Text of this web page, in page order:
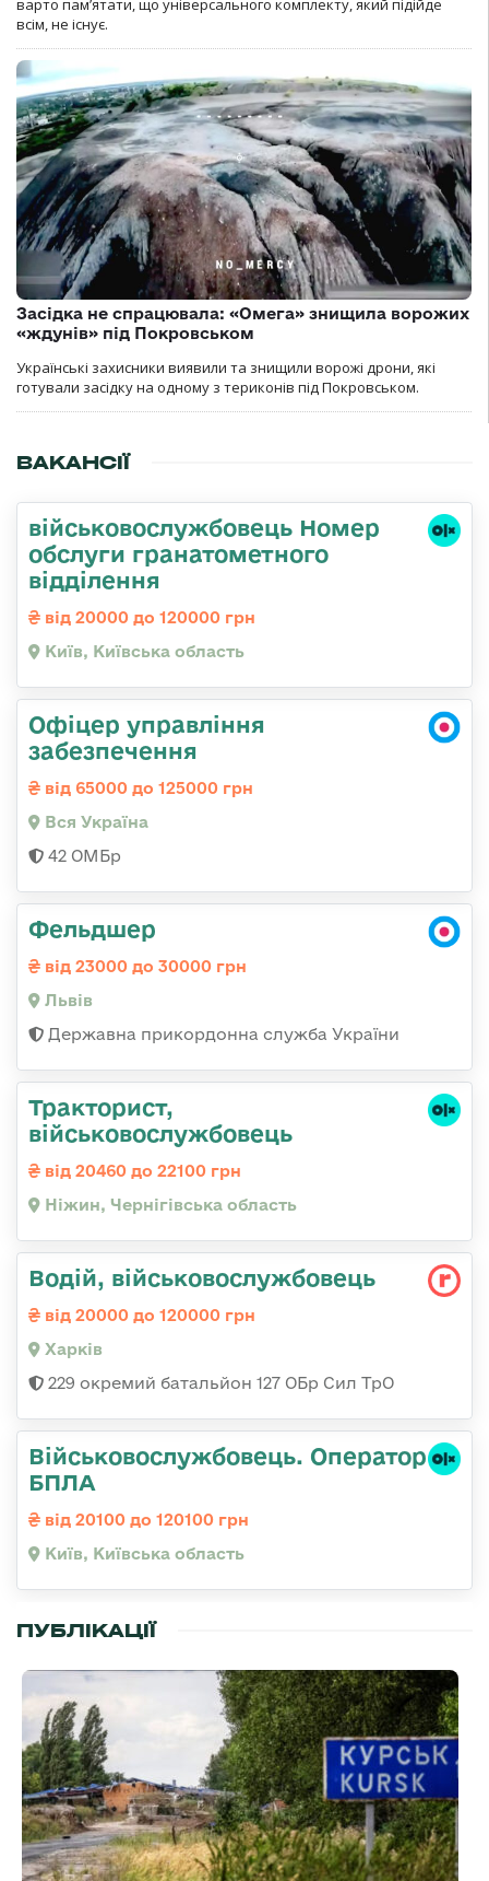
варто пам’ятати, що універсального комплекту, який підійде
всім, не існує.
Засідка не спрацювала: «Омега» знищила ворожих
«ждунів» під Покровськом
Українські захисники виявили та знищили ворожі дрони, які
готували засідку на одному з териконів під Покровськом.
ВАКАНСІЇ
військовослужбовець Номер
обслуги гранатометного
відділення
від 20000 до 120000 грн
Київ, Київська область
Офіцер управління
забезпечення
від 65000 до 125000 грн
Вся Україна
42 ОМБр
Фельдшер
від 23000 до 30000 грн
Львів
Державна прикордонна служба України
Тракторист,
військовослужбовець
від 20460 до 22100 грн
Ніжин, Чернігівська область
Водій, військовослужбовець
від 20000 до 120000 грн
Харків
229 окремий батальйон 127 ОБр Сил ТрО
Військовослужбовець. Оператор
БПЛА
від 20100 до 120100 грн
Київ, Київська область
ПУБЛІКАЦІЇ